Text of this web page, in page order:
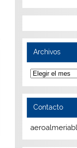
Archivos
Archivos
Contacto